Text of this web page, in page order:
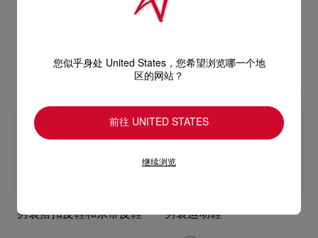
男装搭扣皮鞋和系带皮鞋 男装运动鞋
您似乎身处 United States，您希望浏览哪一个地
区的网站？
前往 UNITED STATES
继续浏览